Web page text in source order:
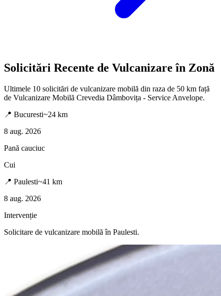
Solicitări Recente de Vulcanizare în Zonă
Ultimele 10 solicitări de vulcanizare mobilă din raza de 50 km față
de Vulcanizare Mobilă Crevedia Dâmbovița - Service Anvelope.
📍 Bucuresti~24 km
8 aug. 2026
Pană cauciuc
Cui
📍 Paulesti~41 km
8 aug. 2026
Intervenție
Solicitare de vulcanizare mobilă în Paulesti.